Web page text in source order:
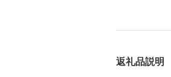
返礼品説明